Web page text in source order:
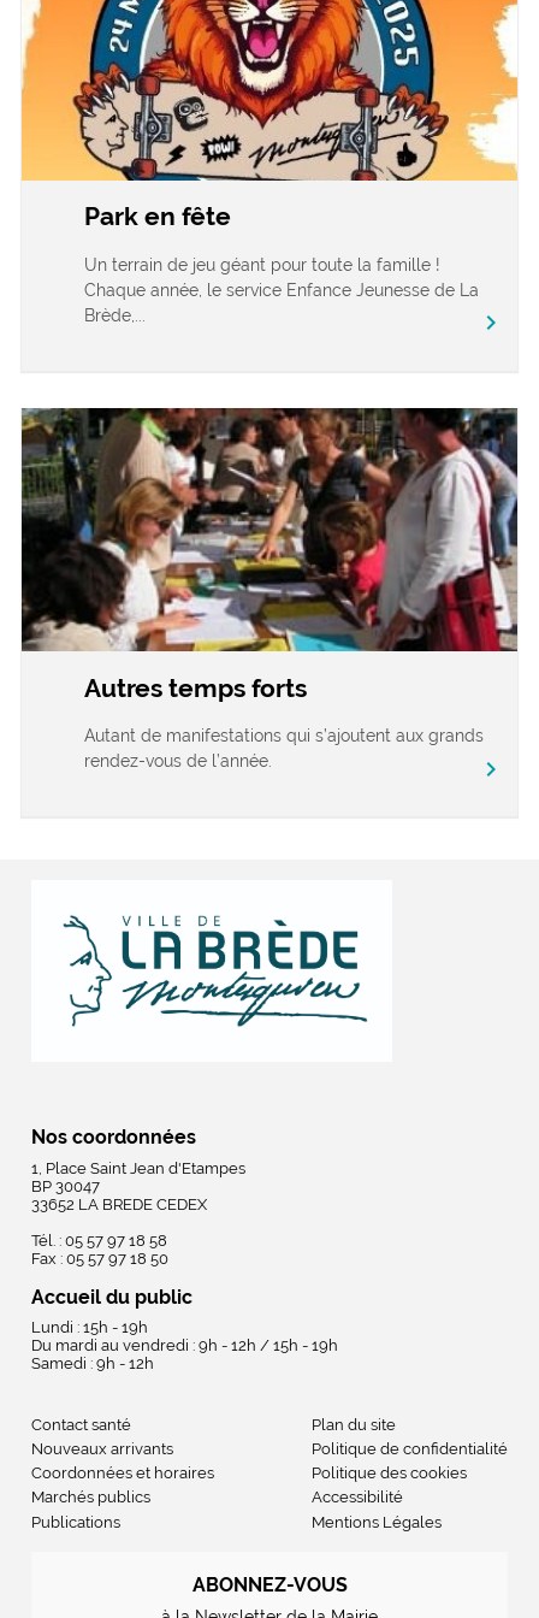
Park en fête
Un terrain de jeu géant pour toute la famille !
Chaque année, le service Enfance Jeunesse de La
Brède,...
chevron_right
Autres temps forts
Autant de manifestations qui s’ajoutent aux grands
rendez-vous de l’année.
chevron_right
Nos coordonnées
1, Place Saint Jean d'Etampes
BP 30047
33652 LA BREDE CEDEX
Tél. : 05 57 97 18 58
Fax : 05 57 97 18 50
Accueil du public
Lundi : 15h - 19h
Du mardi au vendredi : 9h - 12h / 15h - 19h
Samedi : 9h - 12h
Contact santé
Nouveaux arrivants
Coordonnées et horaires
Marchés publics
Publications
Plan du site
Politique de confidentialité
Politique des cookies
Accessibilité
Mentions Légales
ABONNEZ-VOUS